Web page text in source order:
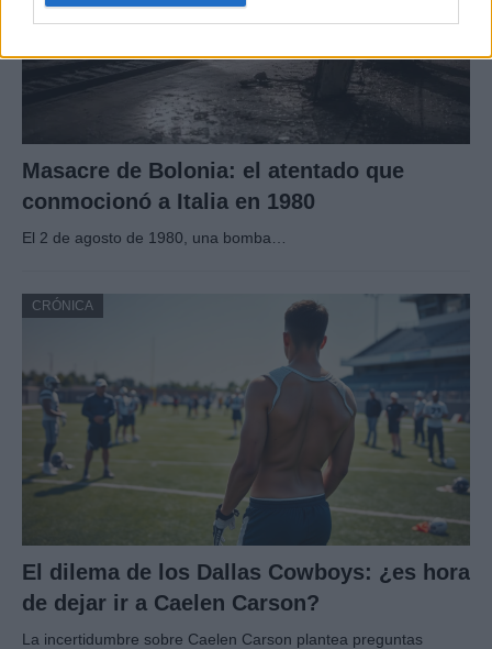
Masacre de Bolonia: el atentado que
conmocionó a Italia en 1980
El 2 de agosto de 1980, una bomba…
CRÓNICA
El dilema de los Dallas Cowboys: ¿es hora
de dejar ir a Caelen Carson?
La incertidumbre sobre Caelen Carson plantea preguntas